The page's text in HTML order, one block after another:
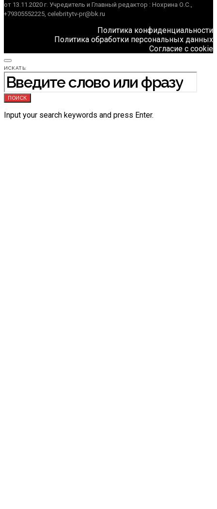
от 13.11.2020 г. Учредитель и Главный редактор : Нохрина О.С.,
+79305552225, celebritytv-pr@bk.ru
Политика конфиденциальности
Политика обработки персональных данных
Согласие с cookie
ИСКАТЬ:
ПОИСК
Input your search keywords and press Enter.